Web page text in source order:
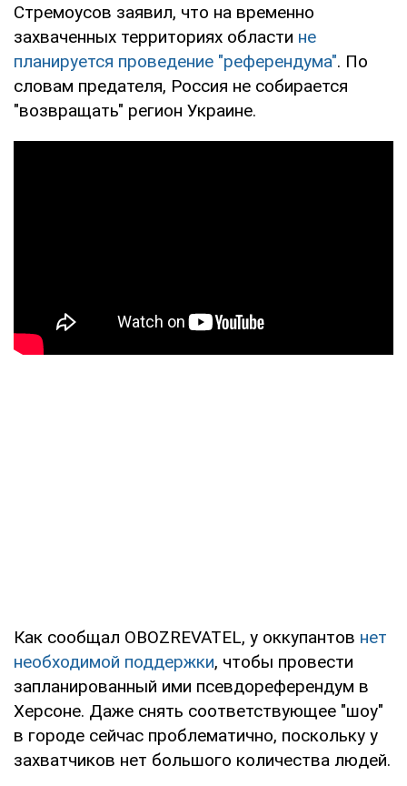
Стремоусов заявил, что на временно
захваченных территориях области не
планируется проведение "референдума". По
словам предателя, Россия не собирается
"возвращать" регион Украине.
Как сообщал OBOZREVATEL, у оккупантов нет
необходимой поддержки, чтобы провести
запланированный ими псевдореферендум в
Херсоне. Даже снять соответствующее "шоу"
в городе сейчас проблематично, поскольку у
захватчиков нет большого количества людей.